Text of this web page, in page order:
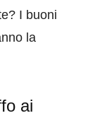
I buoni
la
ai